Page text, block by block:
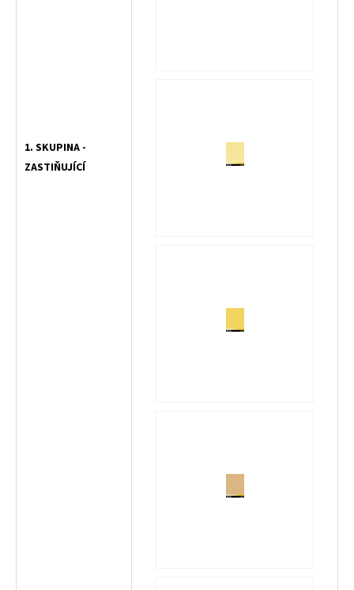
1. SKUPINA -
ZASTIŇUJÍCÍ